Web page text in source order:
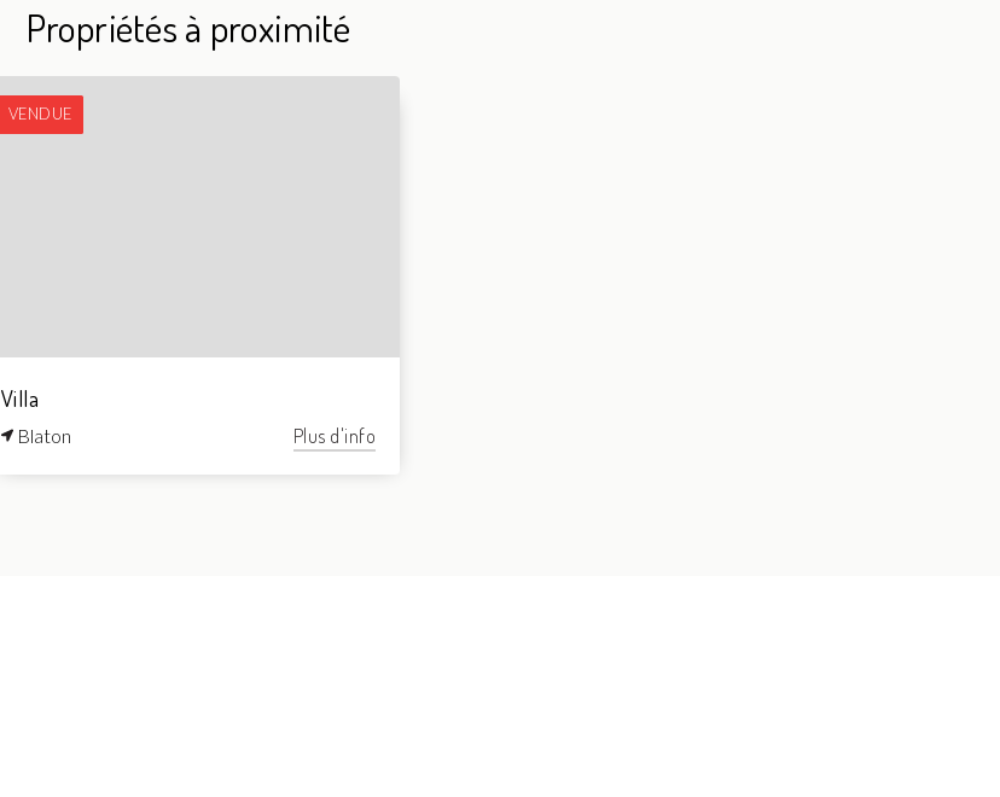
Propriétés à proximité
VENDUE
Villa
Blaton Plus d'info